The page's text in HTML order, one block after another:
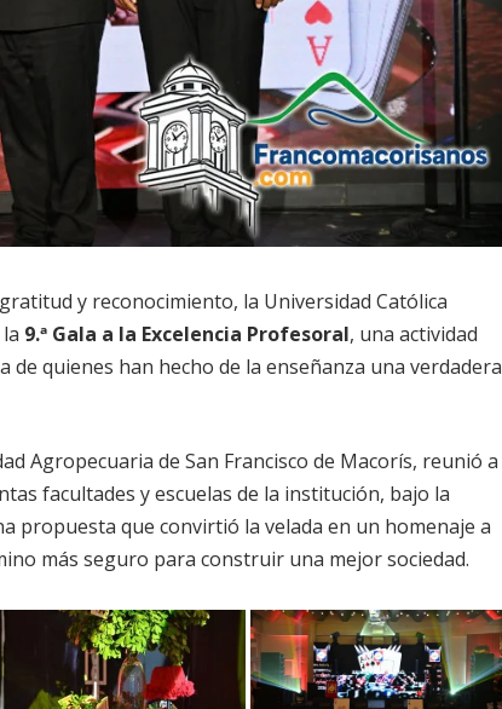
y reconocimiento, la Universidad Católica
9.ª Gala a la Excelencia Profesoral, una actividad
quienes han hecho de la enseñanza una verdadera
Agropecuaria de San Francisco de Macorís, reunió a
facultades y escuelas de la institución, bajo la
propuesta que convirtió la velada en un homenaje a
más seguro para construir una mejor sociedad.